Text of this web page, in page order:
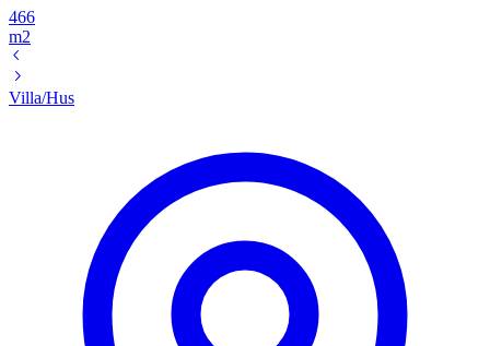
466
m2
Villa/Hus